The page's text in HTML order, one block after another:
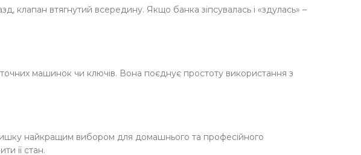
клапан втягнутий всередину. Якщо банка зіпсувалась і «здулась» –
машинок чи ключів. Вона поєднує простоту використання з
найкращим вибором для домашнього та професійного
її стан.